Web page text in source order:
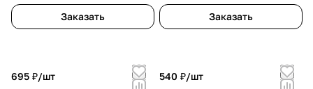
Заказать Заказать
695 ₽/шт
540 ₽/шт